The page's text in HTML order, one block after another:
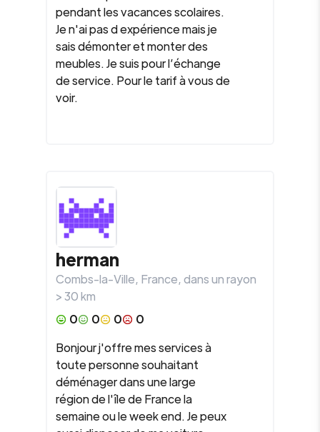
pendant les vacances scolaires.
Je n'ai pas d expérience mais je
sais démonter et monter des
meubles. Je suis pour l’échange
de service. Pour le tarif à vous de
voir.
herman
Combs-la-Ville, France, dans un rayon
>30km
0
0 0
0
Bonjour j'offre mes services à
toute personne souhaitant
déménager dans une large
région de l'île de France la
semaine ou le week end. Je peux